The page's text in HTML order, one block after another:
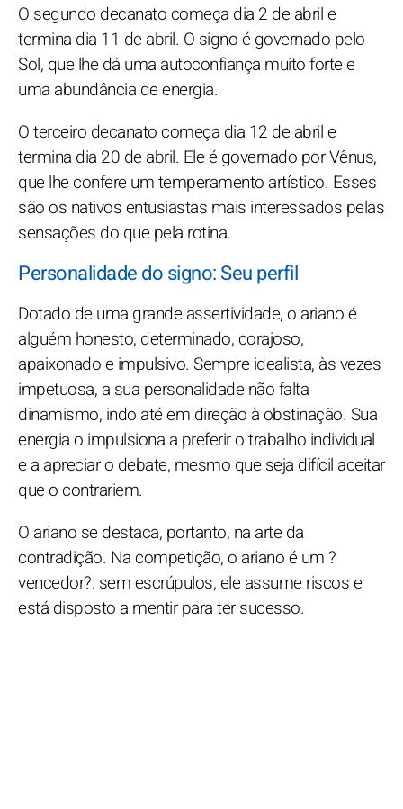
O segundo decanato começa dia 2 de abril e
termina dia 11 de abril. O signo é governado pelo
Sol, que lhe dá uma autoconfiança muito forte e
uma abundância de energia.
O terceiro decanato começa dia 12 de abril e
termina dia 20 de abril. Ele é governado por Vênus,
que lhe confere um temperamento artístico. Esses
são os nativos entusiastas mais interessados pelas
sensações do que pela rotina.
Personalidade do signo: Seu perfil
Dotado de uma grande assertividade, o ariano é
alguém honesto, determinado, corajoso,
apaixonado e impulsivo. Sempre idealista, às vezes
impetuosa, a sua personalidade não falta
dinamismo, indo até em direção à obstinação. Sua
energia o impulsiona a preferir o trabalho individual
e a apreciar o debate, mesmo que seja difícil aceitar
que o contrariem.
O ariano se destaca, portanto, na arte da
contradição. Na competição, o ariano é um ?
vencedor?: sem escrúpulos, ele assume riscos e
está disposto a mentir para ter sucesso.